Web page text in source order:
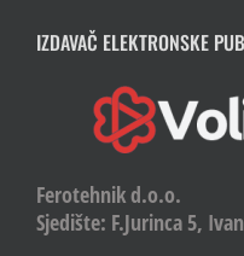
IZDAVAČ ELEKTRONSKE
Ferotehnik d.o.o.
Sjedište: F.Jurinca 5,